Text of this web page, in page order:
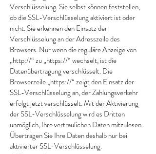
Verschlüsselung. Sie selbst können feststellen,
ob die SSL-Verschlüsselung aktiviert ist oder
nicht. Sie erkennen den Einsatz der
Verschlüsselung an der Adresszeile des
Browsers. Nur wenn die reguläre Anzeige von
„http://“ zu „https://“ wechselt, ist die
Datenübertragung verschlüsselt. Die
Browserzeile „https://“ zeigt den Einsatz der
SSL-Verschlüsselung an, der Zahlungsverkehr
erfolgt jetzt verschlüsselt. Mit der Aktivierung
der SSL-Verschlüsselung wird es Dritten
unmöglich, Ihre vertraulichen Daten mitzulesen.
Übertragen Sie Ihre Daten deshalb nur bei
aktivierter SSL-Verschlüsselung.